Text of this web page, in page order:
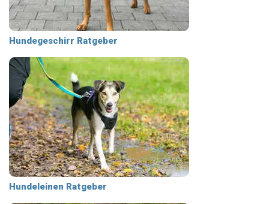
Hundegeschirr Ratgeber
Hundeleinen Ratgeber